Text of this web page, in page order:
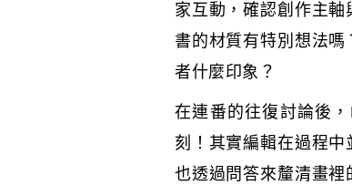
家互動，確認創作主
書的材質有特別想法
者什麼印象？
在連番的往復討論後
刻！其實編輯在過程
也透過問答來釐清畫